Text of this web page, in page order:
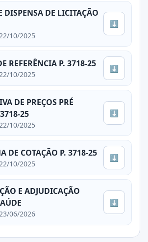
DISPENSA DE LICITAÇÃO
10/2025
⬇
REFERÊNCIA P. 3718-25
10/2025
⬇
DE PREÇOS PRÉ
25
10/2025
⬇
DE COTAÇÃO P. 3718-25
10/2025
⬇
E ADJUDICAÇÃO
06/2026
⬇